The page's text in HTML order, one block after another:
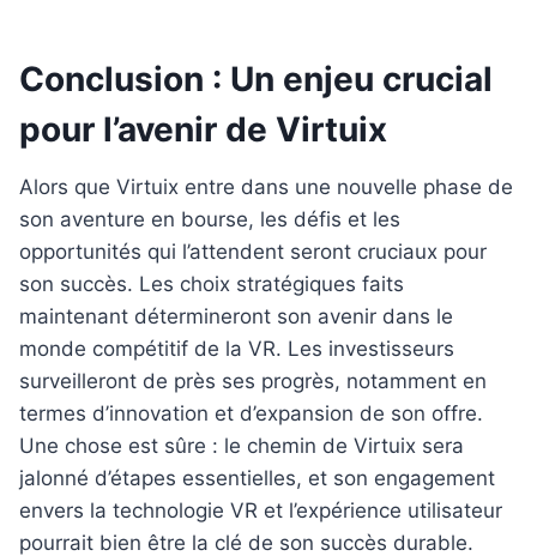
Conclusion : Un enjeu crucial
pour l’avenir de Virtuix
Alors que Virtuix entre dans une nouvelle phase de
son aventure en bourse, les défis et les
opportunités qui l’attendent seront cruciaux pour
son succès. Les choix stratégiques faits
maintenant détermineront son avenir dans le
monde compétitif de la VR. Les investisseurs
surveilleront de près ses progrès, notamment en
termes d’innovation et d’expansion de son offre.
Une chose est sûre : le chemin de Virtuix sera
jalonné d’étapes essentielles, et son engagement
envers la technologie VR et l’expérience utilisateur
pourrait bien être la clé de son succès durable.